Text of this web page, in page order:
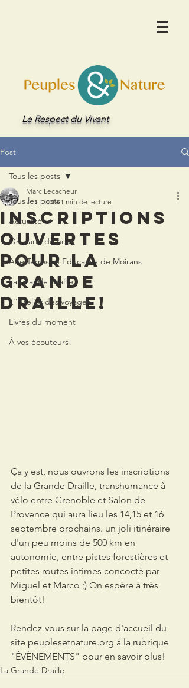
Le Respect du Vivant
Post
Tous les posts
Actualité
On parle de nous
Aire Terrestre Educative de Moirans
La Grande Draille
L''Atelier des voyages
Livres du moment
À vos écouteurs!
Tous les posts
Inscriptions
ouvertes
pour la
Grande
Draille!
Marc Lecacheur
7 juil. 2019 1 min de lecture
Ça y est, nous ouvrons les inscriptions
de la Grande Draille, transhumance à
vélo entre Grenoble et Salon de
Provence qui aura lieu les 14,15 et 16
septembre prochains. un joli itinéraire
d'un peu moins de 500 km en
autonomie, entre pistes forestières et
petites routes intimes concocté par
Miguel et Marco ;) On espère à très
bientôt!
Rendez-vous sur la page d'accueil du
site peuplesetnature.org à la rubrique
"ÉVÈNEMENTS" pour en savoir plus!
La Grande Draille